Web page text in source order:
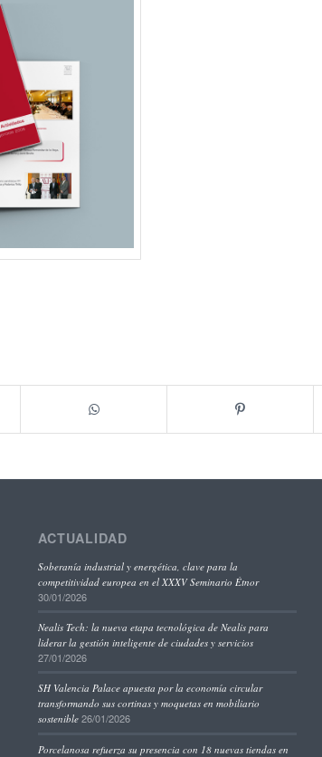
ACTUALIDAD
Soberanía industrial y energética, clave para la
competitividad europea en el XXXV Seminario Étnor
30/01/2026
Nealis Tech: la nueva etapa tecnológica de Nealis para
liderar la gestión inteligente de ciudades y servicios
27/01/2026
SH Valencia Palace apuesta por la economía circular
transformando sus cortinas y moquetas en mobiliario
sostenible 26/01/2026
Porcelanosa refuerza su presencia con 18 nuevas tiendas en